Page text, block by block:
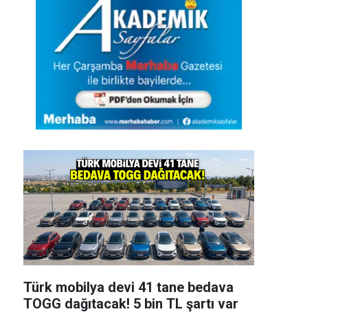
Türk mobilya devi 41 tane bedava
TOGG dağıtacak! 5 bin TL şartı var